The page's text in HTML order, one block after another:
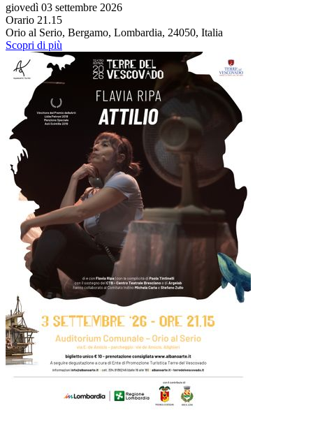
giovedì 03 settembre 2026
Orario 21.15
Orio al Serio, Bergamo, Lombardia, 24050, Italia
Scopri di più